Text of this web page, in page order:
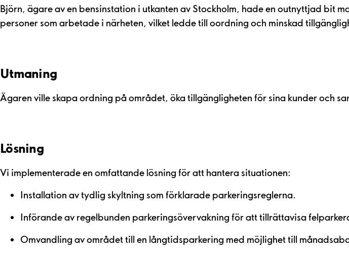
Björn, ägare av en bensinstation i utkanten av Stockholm, hade en outnyttjad bit
personer som arbetade i närheten, vilket ledde till oordning och minskad
Utmaning
Ägaren ville skapa ordning på området, öka tillgängligheten för sina kunder och
Lösning
Vi implementerade en omfattande lösning för att hantera situationen:
Installation av tydlig skyltning som förklarade parkeringsreglerna.
Införande av regelbunden parkeringsövervakning för att tillrättavisa
Omvandling av området till en långtidsparkering med möjlighet till